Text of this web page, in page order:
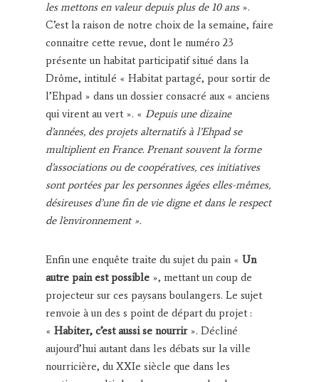
les mettons en valeur depuis plus de 10 ans ».
C’est la raison de notre choix de la semaine, faire
connaitre cette revue, dont le numéro 23
présente un habitat participatif situé dans la
Drôme, intitulé « Habitat partagé, pour sortir de
l’Ehpad » dans un dossier consacré aux « anciens
qui virent au vert ». « Depuis une dizaine
d’années, des projets alternatifs à l’Ehpad se
multiplient en France. Prenant souvent la forme
d’associations ou de coopératives, ces initiatives
sont portées par les personnes âgées elles-mêmes,
désireuses d’une fin de vie digne et dans le respect
de l’environnement ».
Enfin une enquête traite du sujet du pain « Un
autre pain est possible », mettant un coup de
projecteur sur ces paysans boulangers. Le sujet
renvoie à un des s point de départ du projet :
« Habiter, c’est aussi se nourrir». Décliné
aujourd’hui autant dans les débats sur la ville
nourricière, du XXIe siècle que dans les